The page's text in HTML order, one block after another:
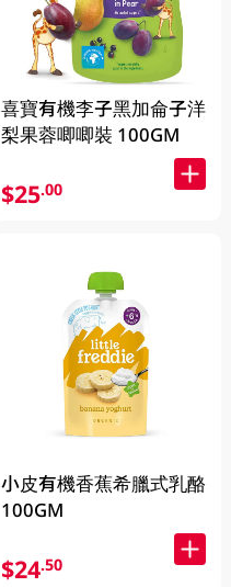
喜寶有機李子黑加侖子洋
梨果蓉唧唧裝 100GM
$25.00
小皮有機香蕉希臘式乳酪
100GM
$24.50